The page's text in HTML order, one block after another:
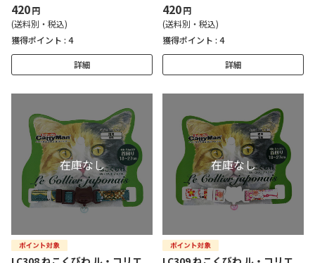
420円
(送料別・税込)
獲得ポイント : 4
詳細
420円
(送料別・税込)
獲得ポイント : 4
詳細